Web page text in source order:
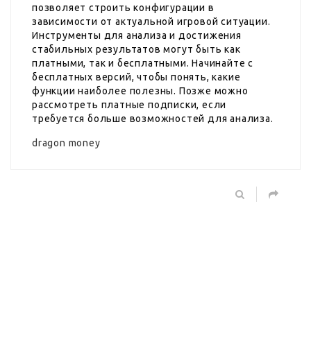
позволяет строить конфигурации в
зависимости от актуальной игровой ситуации.
Инструменты для анализа и достижения
стабильных результатов могут быть как
платными, так и бесплатными. Начинайте с
бесплатных версий, чтобы понять, какие
функции наиболее полезны. Позже можно
рассмотреть платные подписки, если
требуется больше возможностей для анализа.
dragon money